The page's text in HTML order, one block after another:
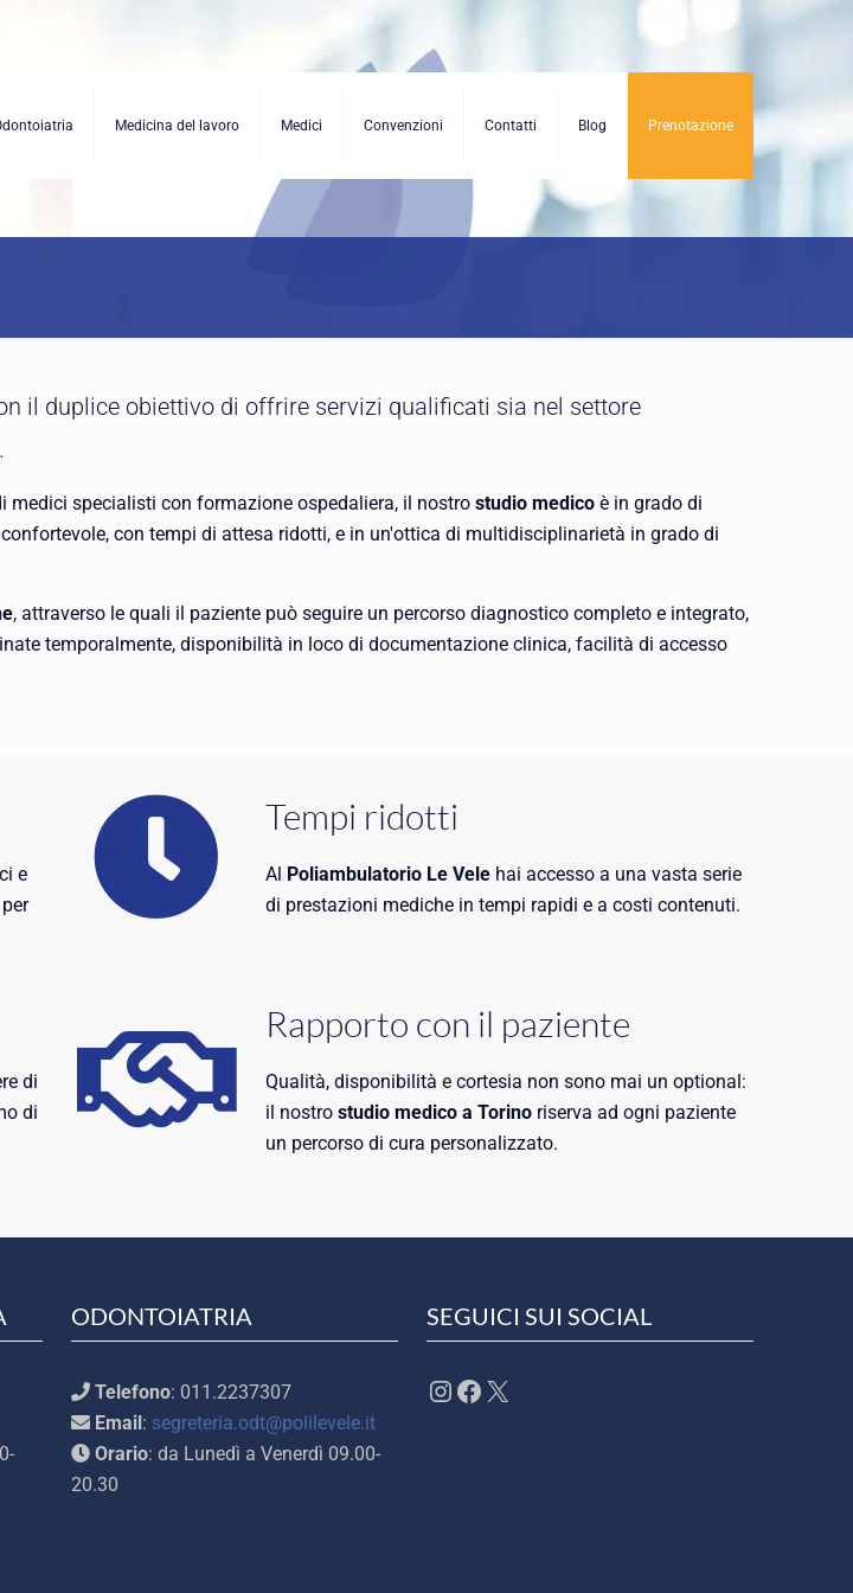
Medicina del lavoro Medici Convenzioni Contatti Blog Prenotazione
il duplice obiettivo di offrire servizi qualificati sia nel settore
specialisti con formazione ospedaliera, il nostro studio medico è in grado di
con tempi di attesa ridotti, e in un'ottica di multidisciplinarietà in grado di
, attraverso le quali il paziente può seguire un percorso diagnostico completo e integrato,
temporalmente, disponibilità in loco di documentazione clinica, facilità di accesso
e
Tempi ridotti
Al Poliambulatorio Le Vele hai accesso a una vasta serie
di prestazioni mediche in tempi rapidi e a costi contenuti.
di
di
Rapporto con il paziente
Qualità, disponibilità e cortesia non sono mai un optional:
il nostro studio medico a Torino riserva ad ogni paziente
un percorso di cura personalizzato.
ODONTOIATRIA
Telefono: 011.2237307
Email: segreteria.odt@polilevele.it
Orario: da Lunedì a Venerdì 09.00-
20.30
SEGUICI SUI SOCIAL
Instagram
Facebook
X